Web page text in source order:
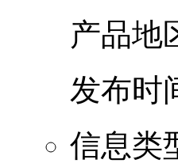
产品地
发布时
信息类